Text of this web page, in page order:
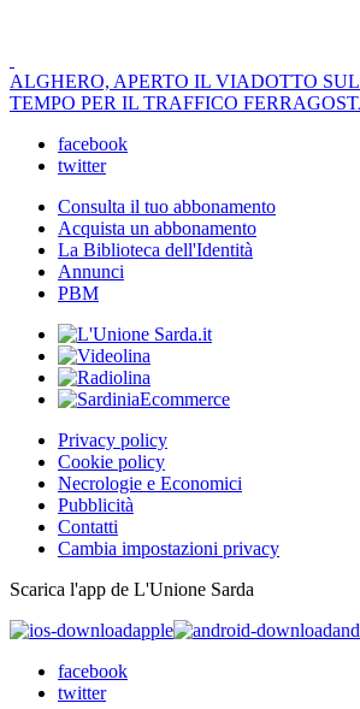
ALGHERO, APERTO IL VIADOTTO
TEMPO PER IL TRAFFICO
facebook
twitter
Consulta il tuo abbonamento
Acquista un abbonamento
La Biblioteca dell'Identità
Annunci
PBM
Privacy policy
Cookie policy
Necrologie e Economici
Pubblicità
Contatti
Cambia impostazioni privacy
Scarica l'app de L'Unione Sarda
apple
facebook
twitter